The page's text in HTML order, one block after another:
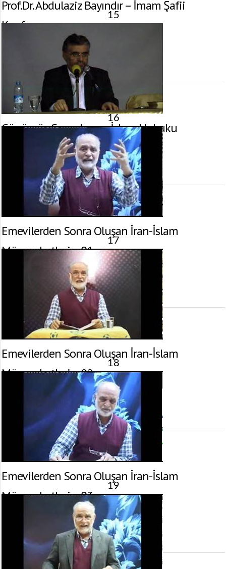
Prof.Dr. Abdulaziz Bayındır – İmam Şafii
Konferansı
30 Mart 2013 tarihinde yayınlandı.
15
Günümüz Sorunları ve İslam Hukuku
15 Mart 2013 tarihinde yayınlandı.
görüntülenme
16
Emevilerden Sonra Oluşan İran-İslam
Münasebetleri – 01
7 Şubat 2013 tarihinde yayınlandı.
17
Emevilerden Sonra Oluşan İran-İslam
Münasebetleri – 02
7 Şubat 2013 tarihinde yayınlandı.
görüntülenme
18
Emevilerden Sonra Oluşan İran-İslam
Münasebetleri – 03
7 Şubat 2013 tarihinde yayınlandı.
görüntülenme
19